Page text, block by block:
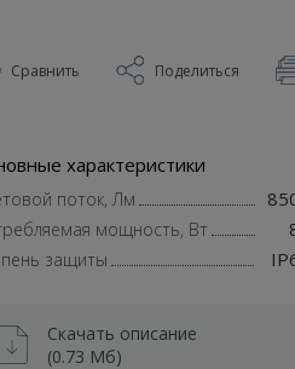
Сравнить Поделиться
характеристики
поток, Лм
мощность, Вт
защиты
Скачать описание
(0.73 Мб)